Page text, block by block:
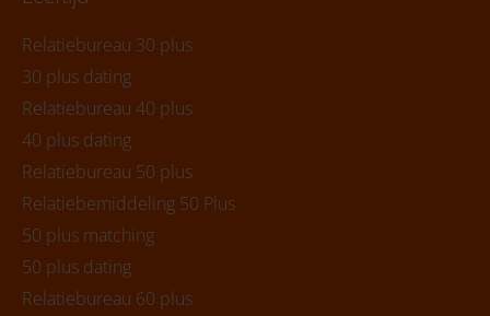
Relatiebureau 30 plus
30 plus dating
Relatiebureau 40 plus
40 plus dating
Relatiebureau 50 plus
Relatiebemiddeling 50 Plus
50 plus matching
50 plus dating
Relatiebureau 60 plus